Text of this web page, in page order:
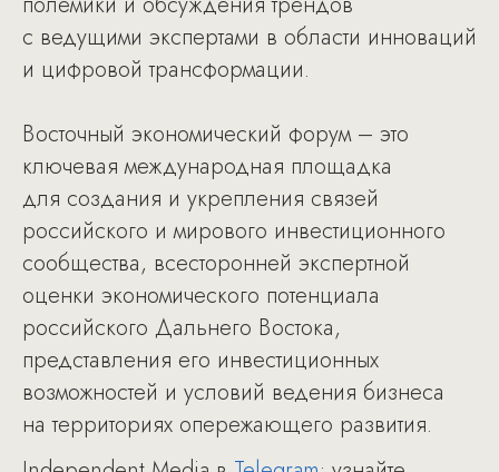
с ведущими экспертами в области инноваций
и цифровой трансформации.
Восточный экономический форум – это
ключевая международная площадка
для создания и укрепления связей
российского и мирового инвестиционного
сообщества, всесторонней экспертной
оценки экономического потенциала
российского Дальнего Востока,
представления его инвестиционных
возможностей и условий ведения бизнеса
на территориях опережающего развития.